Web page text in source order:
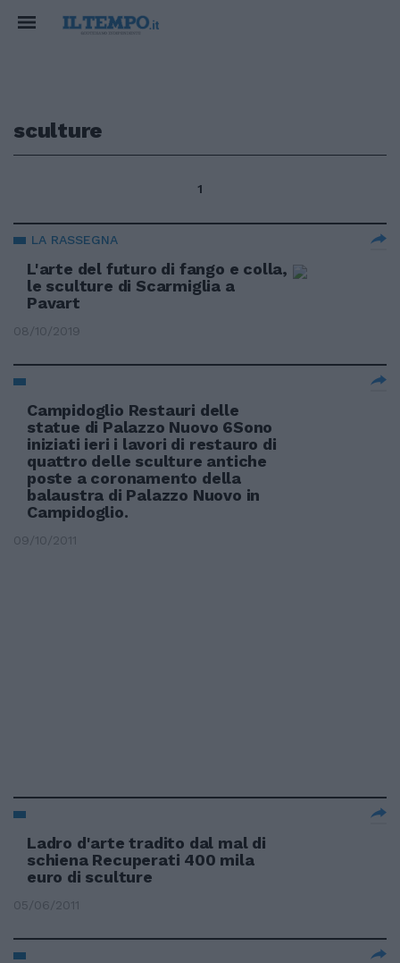
sculture
1
LA RASSEGNA
L'arte del futuro di fango e colla,
le sculture di Scarmiglia a
Pavart
08/10/2019
Campidoglio Restauri delle
statue di Palazzo Nuovo 6Sono
iniziati ieri i lavori di restauro di
quattro delle sculture antiche
poste a coronamento della
balaustra di Palazzo Nuovo in
Campidoglio.
09/10/2011
Ladro d'arte tradito dal mal di
schiena Recuperati 400 mila
euro di sculture
05/06/2011